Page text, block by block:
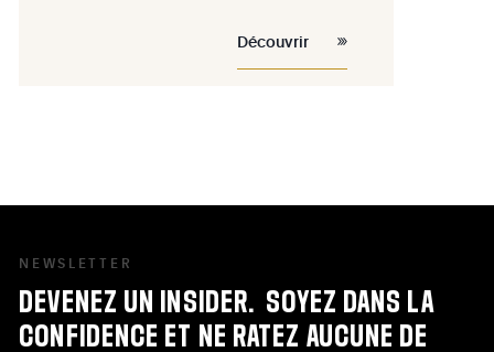
voir de ce quartier situé dans le
Découvrir
DEVENEZ UN INSIDER. SOYEZ DANS LA
CONFIDENCE ET NE RATEZ AUCUNE DE
NEWSLETTER